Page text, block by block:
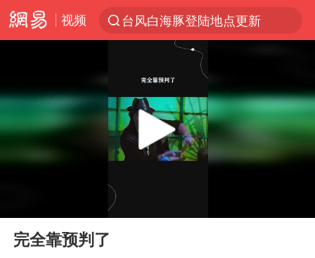
视频
台风白海豚登陆地点更新
台风白海豚进入48小时警戒线
中方回应是否在太平洋海底开采稀土
台风白海豚影响中国已成定局
佛得角门将亮相智利俱乐部主场
Play
完全靠预判了